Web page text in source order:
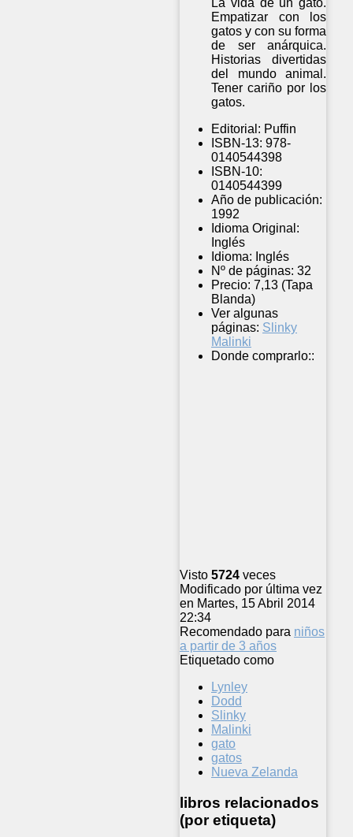
La vida de un gato.
Empatizar con los
gatos y con su forma
de ser anárquica.
Historias divertidas
del mundo animal.
Tener cariño por los
gatos.
Editorial: Puffin
ISBN-13: 978-
0140544398
ISBN-10:
0140544399
Año de publicación:
1992
Idioma Original:
Inglés
Idioma: Inglés
Nº de páginas: 32
Precio: 7,13 (Tapa
Blanda)
Ver algunas
páginas: Slinky
Malinki
Donde comprarlo::
Visto 5724 veces
Modificado por última vez
en Martes, 15 Abril 2014
22:34
Recomendado para niños
a partir de 3 años
Etiquetado como
Lynley
Dodd
Slinky
Malinki
gato
gatos
Nueva Zelanda
libros relacionados
(por etiqueta)